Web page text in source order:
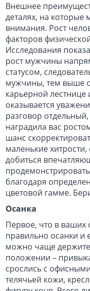
Внешнее
деталях, на
внимания. Рост
факторов
Исследования
рост мужчины
статусом,
мужчины, тем выше
карьерной
оказывается
разговор
наградила вас
шанс
маленькие
добиться
благодаря
цветовой гамме.
Осанка
Первое, что в ваших
правильно осанки и
можно чаще
положении –
срослись с
телячьей кожи,